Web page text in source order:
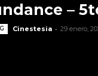
–
Cinestesia - 29 enero,